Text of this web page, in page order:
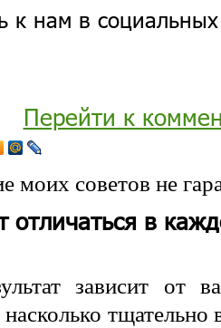
к нам в
Перейти к
моих советов не
отличаться в
зависит от
насколько